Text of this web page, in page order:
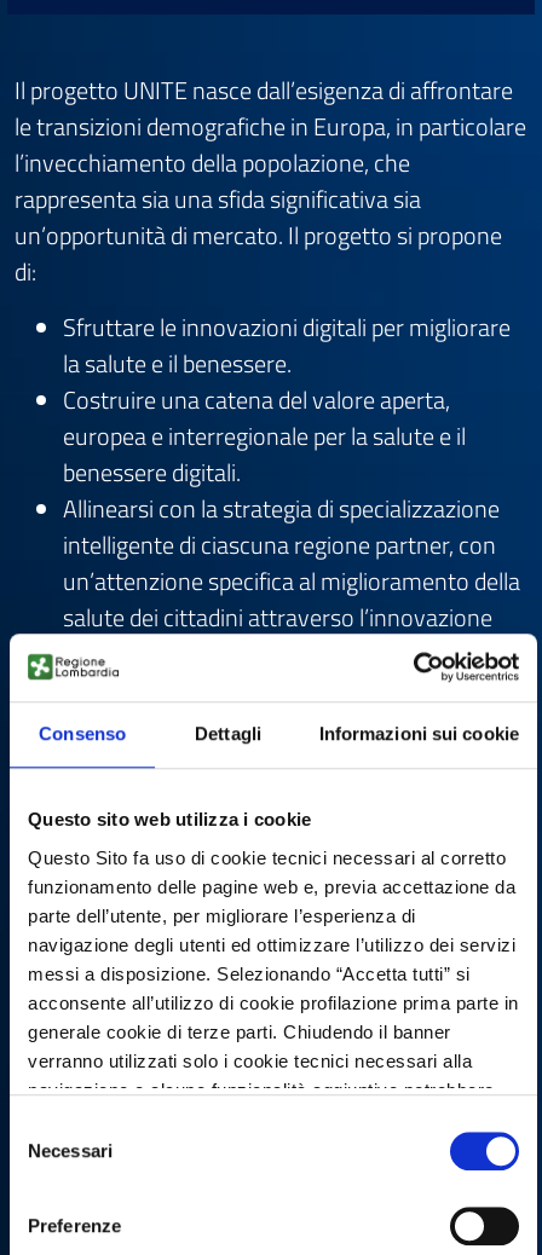
Consenso Dettagli Informazioni sui cookie
Questo sito web utilizza i cookie
Questo Sito fa uso di cookie tecnici necessari al corretto
funzionamento delle pagine web e, previa accettazione da
parte dell’utente, per migliorare l’esperienza di
navigazione degli utenti ed ottimizzare l’utilizzo dei servizi
messi a disposizione. Selezionando “Accetta tutti” si
acconsente all’utilizzo di cookie profilazione prima parte in
generale cookie di terze parti. Chiudendo il banner
verranno utilizzati solo i cookie tecnici necessari alla
navigazione e alcune funzionalità aggiuntive potrebbero
Per conoscere i dettagli, consulta la nostra cookie policy.
https://www.openinnovation.regione.lombardia.it/it/
https://www.openinnovation.regione.lombardia.it/it/
delNecessari
Preferenze
Il progetto UNITE nasce dall’esigenza di affrontare
le transizioni demografiche in Europa, in particolare
l’invecchiamento della popolazione, che
rappresenta sia una sfida significativa sia
un’opportunità di mercato. Il progetto si propone
di:
Sfruttare le innovazioni digitali per migliorare
la salute e il benessere.
Costruire una catena del valore aperta,
europea e interregionale per la salute e il
benessere digitali.
Allinearsi con la strategia di specializzazione
intelligente di ciascuna regione partner, con
un’attenzione specifica al miglioramento della
salute dei cittadini attraverso l’innovazione
digitale.
La missione evidenzia inoltre l’importanza della
digitalizzazione, della ricerca e dello sviluppo delle
competenze come fattori chiave per il
raggiungimento di questi obiettivi, in linea con le
più ampie strategie europee e globali in materia di
salute.
Le call
Scopri tutte le call del Progetto Unite.